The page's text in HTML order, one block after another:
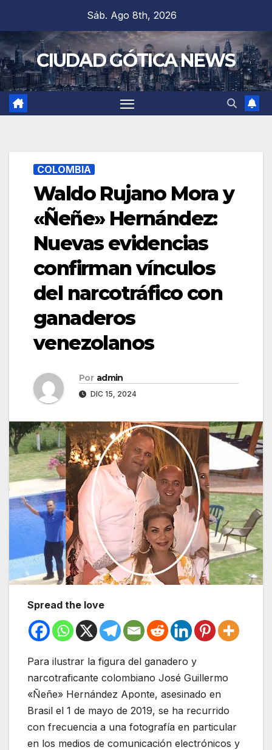
contenido
Sáb. Ago 8th, 2026
CIUDAD GÓTICA NEWS
COLOMBIA
Waldo Rujano Mora y
«Ñeñe» Hernández:
Nuevas evidencias
confirman vínculos
del narcotráfico con
ganaderos
venezolanos
Por admin
DIC 15, 2024
Spread the love
Para ilustrar la figura del ganadero y
narcotraficante colombiano José Guillermo
«Ñeñe» Hernández Aponte, asesinado en
Brasil el 1 de mayo de 2019, se ha recurrido
con frecuencia a una fotografía en particular
en los medios de comunicación electrónicos y